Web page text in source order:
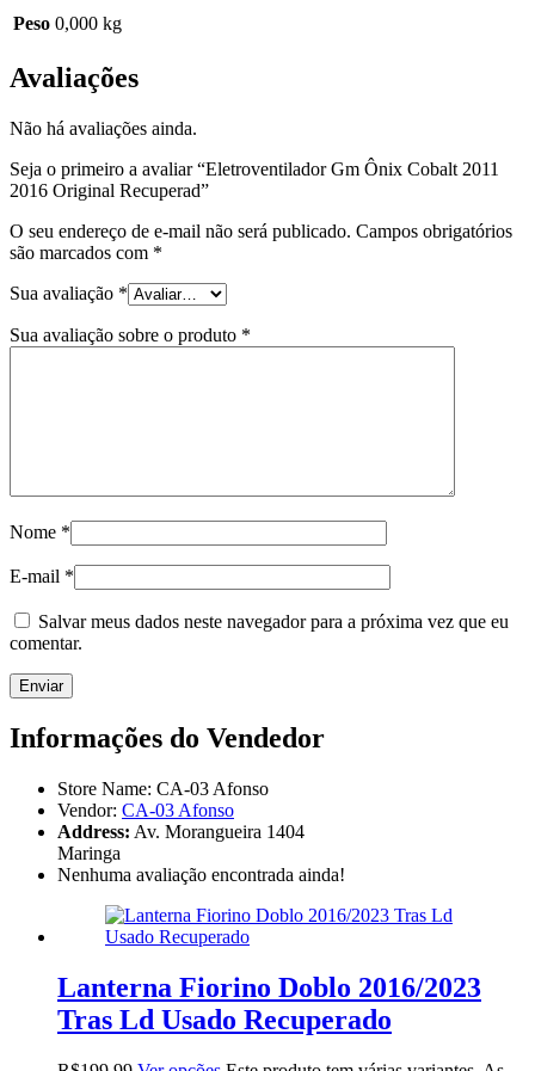
Peso 0,000 kg
Avaliações
Não há avaliações ainda.
Seja o primeiro a avaliar “Eletroventilador Gm Ônix Cobalt 2011
2016 Original Recuperad”
O seu endereço de e-mail não será publicado. Campos obrigatórios
são marcados com *
Sua avaliação *
Sua avaliação sobre o produto *
Nome *
E-mail *
Salvar meus dados neste navegador para a próxima vez que eu
comentar.
Informações do Vendedor
Store Name: CA-03 Afonso
Vendor: CA-03 Afonso
Address: Av. Morangueira 1404
Maringa
Nenhuma avaliação encontrada ainda!
Lanterna Fiorino Doblo 2016/2023
Tras Ld Usado Recuperado